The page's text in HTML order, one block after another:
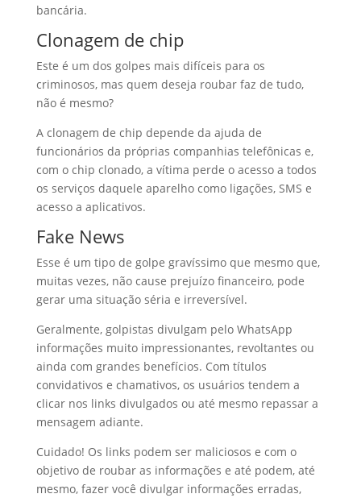
bancária.
Clonagem de chip
Este é um dos golpes mais difíceis para os
criminosos, mas quem deseja roubar faz de tudo,
não é mesmo?
A clonagem de chip depende da ajuda de
funcionários da próprias companhias telefônicas e,
com o chip clonado, a vítima perde o acesso a todos
os serviços daquele aparelho como ligações, SMS e
acesso a aplicativos.
Fake News
Esse é um tipo de golpe gravíssimo que mesmo que,
muitas vezes, não cause prejuízo financeiro, pode
gerar uma situação séria e irreversível.
Geralmente, golpistas divulgam pelo WhatsApp
informações muito impressionantes, revoltantes ou
ainda com grandes benefícios. Com títulos
convidativos e chamativos, os usuários tendem a
clicar nos links divulgados ou até mesmo repassar a
mensagem adiante.
Cuidado! Os links podem ser maliciosos e com o
objetivo de roubar as informações e até podem, até
mesmo, fazer você divulgar informações erradas,